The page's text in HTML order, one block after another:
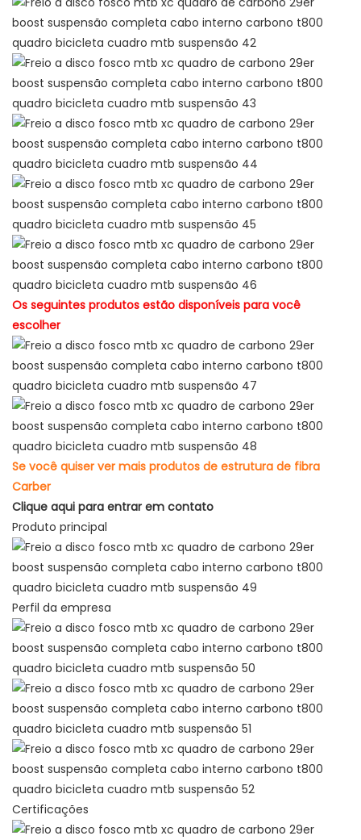
Os seguintes produtos estão disponíveis para você
escolher
Se você quiser ver mais produtos de estrutura de fibra
Carber
Clique aqui para entrar em contato
Produto principal
Perfil da empresa
Certificações